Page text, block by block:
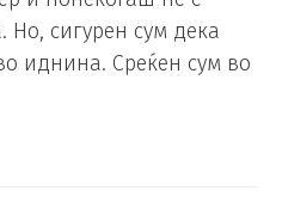
Но, сигурен сум дека
иднина. Среќен сум во